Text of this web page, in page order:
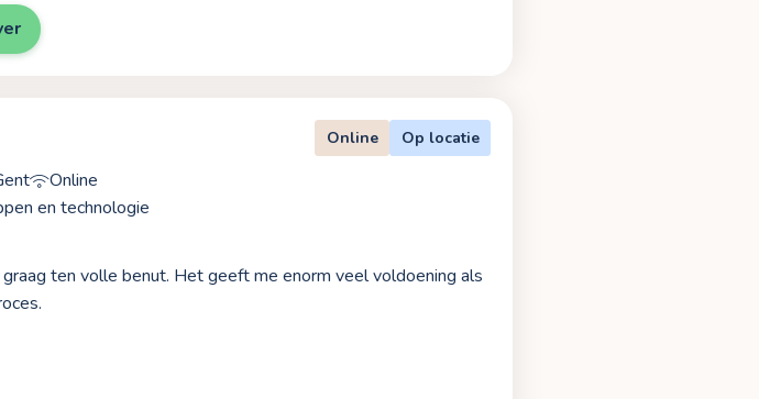
Online Op locatie
Online
en technologie
ten volle benut. Het geeft me enorm veel voldoening als